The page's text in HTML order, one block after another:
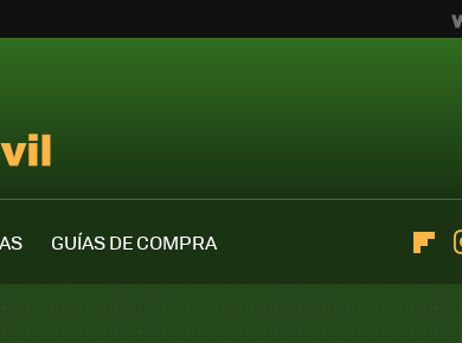
GUÍAS DE COMPRA